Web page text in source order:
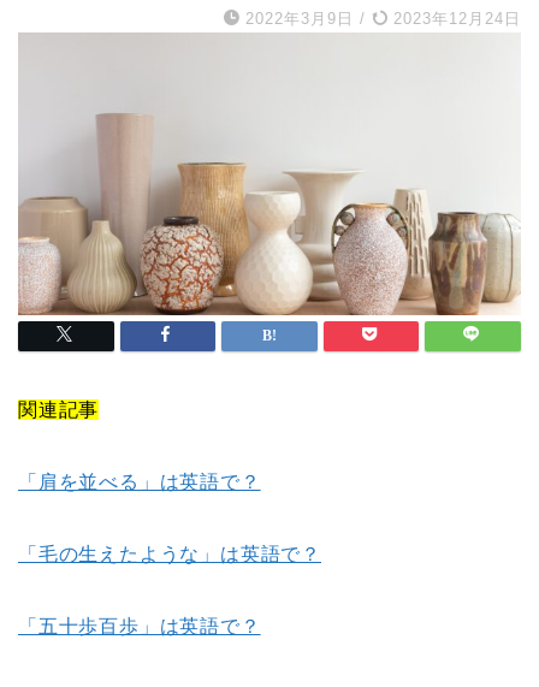
2022年3月9日 / 2023年12月24日
関連記事
「肩を並べる」は英語で？
「毛の生えたような」は英語で？
「五十歩百歩」は英語で？